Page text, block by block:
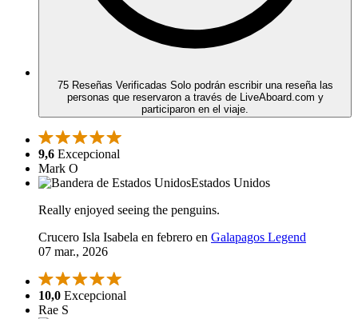
75 Reseñas Verificadas Solo podrán escribir una reseña las
personas que reservaron a través de LiveAboard.com y
participaron en el viaje.
9,6 Excepcional
Mark O
Estados Unidos
Really enjoyed seeing the penguins.
Crucero Isla Isabela en febrero en Galapagos Legend
07 mar., 2026
10,0 Excepcional
Rae S